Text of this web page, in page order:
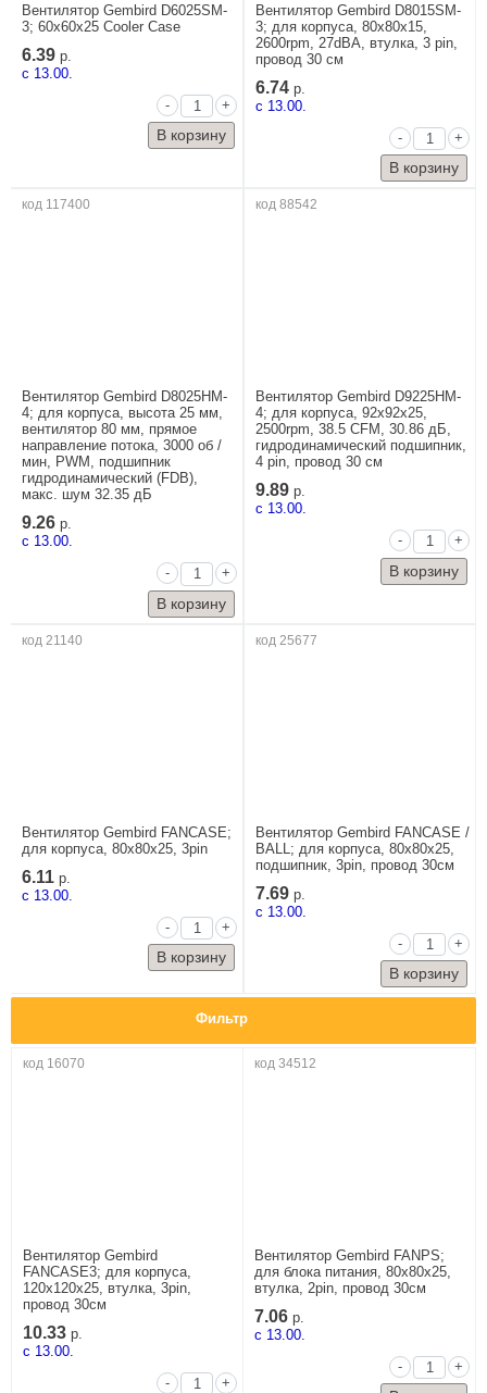
Вентилятор Gembird D6025SM-
3; 60x60x25 Cooler Case
6.39 р.
c 13.00.
-
+
Вентилятор Gembird D8015SM-
3; для корпуса, 80x80x15,
2600rpm, 27dBA, втулка, 3 pin,
провод 30 см
6.74 р.
c 13.00.
-
+
код 117400
Вентилятор Gembird D8025HM-
4; для корпуса, высота 25 мм,
вентилятор 80 мм, прямое
направление потока, 3000 об /
мин, PWM, подшипник
гидродинамический (FDB),
макс. шум 32.35 дБ
9.26 р.
c 13.00.
-
+
код 88542
Вентилятор Gembird D9225HM-
4; для корпуса, 92x92x25,
2500rpm, 38.5 CFM, 30.86 дБ,
гидродинамический подшипник,
4 pin, провод 30 см
9.89 р.
c 13.00.
-
+
код 21140
Вентилятор Gembird FANCASE;
для корпуса, 80x80x25, 3pin
6.11 р.
c 13.00.
-
+
код 25677
Вентилятор Gembird FANCASE /
BALL; для корпуса, 80x80x25,
подшипник, 3pin, провод 30см
7.69 р.
c 13.00.
-
+
Фильтр
код 16070
Вентилятор Gembird
FANCASE3; для корпуса,
120x120x25, втулка, 3pin,
провод 30см
10.33 р.
c 13.00.
-
+
код 34512
Вентилятор Gembird FANPS;
для блока питания, 80x80x25,
втулка, 2pin, провод 30см
7.06 р.
c 13.00.
-
+